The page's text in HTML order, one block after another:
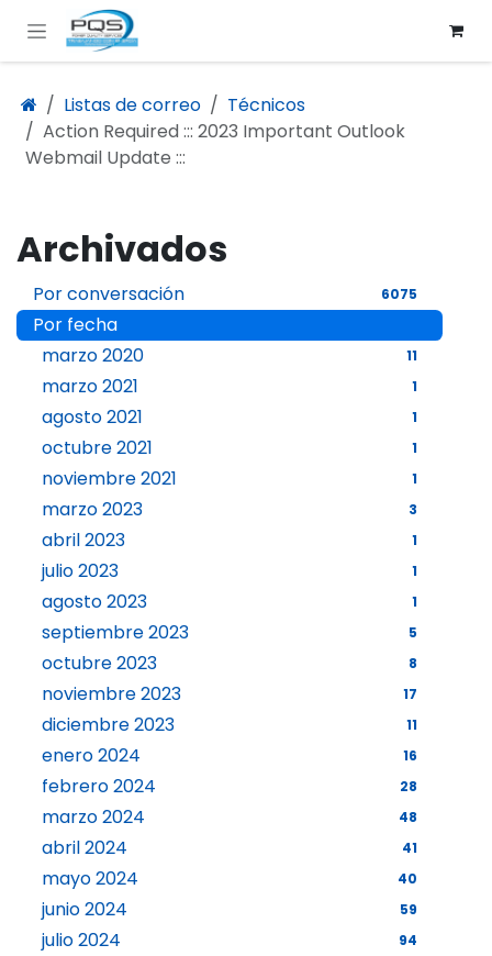
Ir al contenido
Listas de correo
Técnicos
Action Required ::: 2023 Important Outlook
Webmail Update :::
Archivados
Por conversación 6075
Por fecha
marzo 2020
11
marzo 2021 1
agosto 2021 1
octubre 2021 1
noviembre 2021 1
marzo 2023 3
abril 2023 1
julio 2023 1
agosto 2023 1
septiembre 2023 5
octubre 2023 8
noviembre 2023 17
diciembre 2023 11
enero 2024 16
febrero 2024 28
marzo 2024 48
abril 2024 41
mayo 2024 40
junio 2024 59
julio 2024 94